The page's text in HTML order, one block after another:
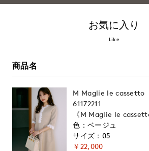
お気に入り
Like
商品名
M Maglie le cassetto
61172211
《M Maglie le
ラシカル“Lace”ニット
纏う愛されニットワン
ベージュ
05
￥22,000